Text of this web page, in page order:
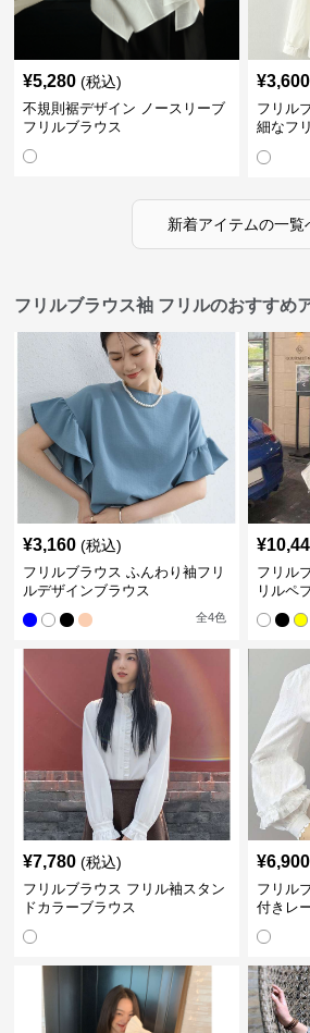
¥5,280 (税込)
不規則裾デザイン ノースリーブ
フリルブラウス
¥3,600
フリル
細なフ
新着アイテムの一覧
フリルブラウス袖 フリルのおすすめ
¥3,160 (税込)
フリルブラウス ふんわり袖フリ
ルデザインブラウス
全4色
¥
フリル
リルペ
¥7,780 (税込)
フリルブラウス フリル袖スタン
ドカラーブラウス
¥6,900
フリル
付きレ